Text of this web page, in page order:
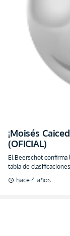
¡Moisés
(OFICIAL)
El Beerschot
tabla de clasificaciones
schedule hace 4 años